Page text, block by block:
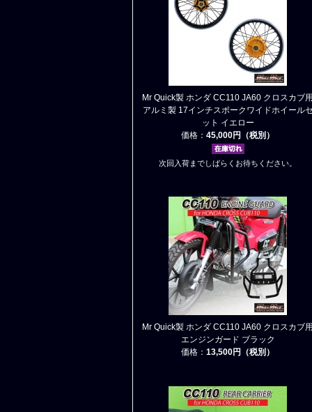
Mr Quick製 ホンダ CC110 JA60 クロスカブ
アルミ製 17インチスポークワイドホイール
ット イエロー
価格： 45,000円（税別）
次回入荷までしばらくお待ちください。
Mr Quick製 ホンダ CC110 JA60 クロスカブ
エンジンガード ブラック
価格： 13,500円（税別）